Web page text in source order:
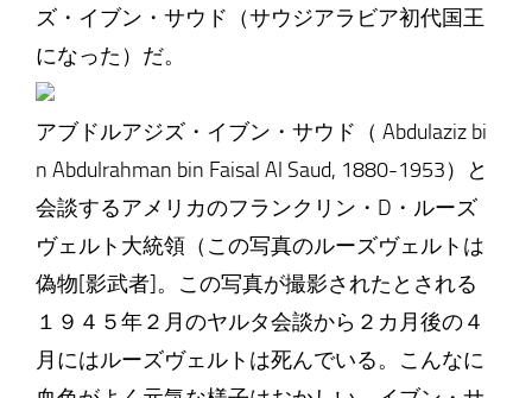
ズ・イブン・サウド（サウジアラビア初代国王
になった）だ。
アブドルアジズ・イブン・サウド（ Abdulaziz bi
n Abdulrahman bin Faisal Al Saud, 1880-1953）と
会談するアメリカのフランクリン・D・ルーズ
ヴェルト大統領（この写真のルーズヴェルトは
偽物[影武者]。この写真が撮影されたとされる
１９４５年２月のヤルタ会談から２カ月後の４
月にはルーズヴェルトは死んでいる。こんなに